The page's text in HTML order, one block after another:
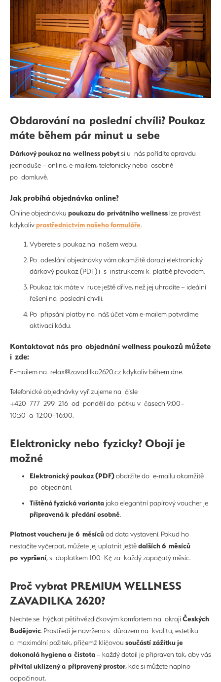
Obdarování na poslední chvíli? Poukaz
máte během pár minut u sebe
Dárkový poukaz na wellness pobytsi u nás pořídíte opravdu
jednoduše – online, e-mailem, telefonicky nebo osobně
po domluvě.
Jak probíhá objednávka online?
Online objednávku poukazu do privátního wellnesslze provést
kdykolivprostřednictvím našeho formuláře.
Vyberete si poukaz na našem webu.
Po odeslání objednávky vám okamžitě dorazí elektronický
dárkový poukaz (PDF) i s instrukcemi k platbě převodem.
Poukaz tak máte v ruce ještě dříve, než jej uhradíte – ideální
řešení na poslední chvíli.
Po připsání platby na náš účet vám e-mailem potvrdíme
aktivaci kódu.
Kontaktovat nás pro objednání wellness poukazů můžete
i zde:
E-mailem na relax@zavadilka2620.cz kdykoliv během dne.
Telefonické objednávky vyřizujeme na čísle
+420 777 299 216 od pondělí do pátku v časech 9:00–
10:30 a 12:00–16:00.
Elektronicky nebo fyzicky? Obojí je
možné
Elektronický poukaz (PDF)obdržíte do e-mailu okamžitě
po objednání.
Tištěná fyzická varianta jako elegantní papírový voucher je
připravená k předání osobně.
Platnost voucheru je 6 měsícůod data vystavení. Pokud ho
nestačíte vyčerpat, můžete jej uplatnit ještědalších 6 měsíců
po vypršení, s doplatkem 100 Kč za každý započatý měsíc.
Proč vybrat PREMIUM WELLNESS
ZAVADILKA 2620?
Nechte se hýčkat pětihvězdičkovým komfortem na okraji Českých
Budějovic. Prostředí je navrženo s důrazem na kvalitu, estetiku
a maximální požitek, přičemž klíčovou součástí zážitku je
dokonalá hygiena a čistota– každý detail je připraven tak, aby vás
přivítal uklizený a připravený prostor, kde si můžete naplno
odpočinout.